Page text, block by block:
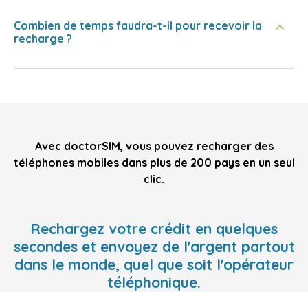
Combien de temps faudra-t-il pour recevoir la
recharge ?
Avec doctorSIM, vous pouvez recharger des
téléphones mobiles dans plus de 200 pays en un seul
clic.
Rechargez votre crédit en quelques
secondes et envoyez de l'argent partout
dans le monde, quel que soit l'opérateur
téléphonique.